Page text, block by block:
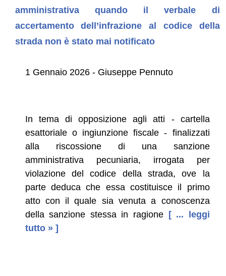
amministrativa quando il verbale di
accertamento dell’infrazione al codice della
strada non è stato mai notificato
1 Gennaio 2026 - Giuseppe Pennuto
In tema di opposizione agli atti - cartella
esattoriale o ingiunzione fiscale - finalizzati
alla riscossione di una sanzione
amministrativa pecuniaria, irrogata per
violazione del codice della strada, ove la
parte deduca che essa costituisce il primo
atto con il quale sia venuta a conoscenza
della sanzione stessa in ragione [ ... leggi
tutto » ]